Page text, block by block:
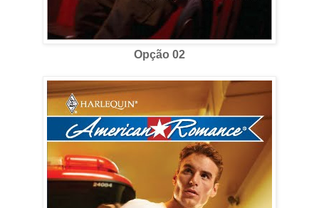
Opção 02